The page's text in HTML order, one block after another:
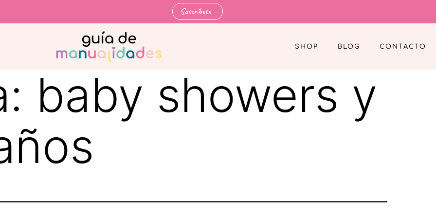
Suscríbete
SHOP BLOG CONTACTO
baby showers y